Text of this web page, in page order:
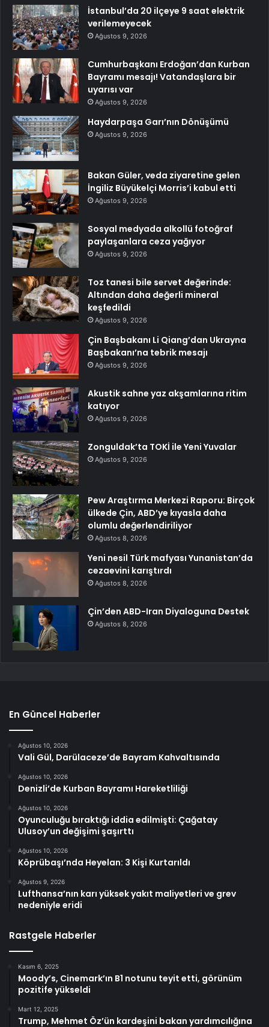
İstanbul’da 20 ilçeye 9 saat elektrik
verilemeyecek
Ağustos 9, 2026
Cumhurbaşkanı Erdoğan’dan Kurban
Bayramı mesajı! Vatandaşlara bir
uyarısı var
Ağustos 9, 2026
Haydarpaşa Garı’nın Dönüşümü
Ağustos 9, 2026
Bakan Güler, veda ziyaretine gelen
İngiliz Büyükelçi Morris’i kabul etti
Ağustos 9, 2026
Sosyal medyada alkollü fotoğraf
paylaşanlara ceza yağıyor
Ağustos 9, 2026
Toz tanesi bile servet değerinde:
Altından daha değerli mineral
keşfedildi
Ağustos 9, 2026
Çin Başbakanı Li Qiang’dan Ukrayna
Başbakanı’na tebrik mesajı
Ağustos 9, 2026
Akustik sahne yaz akşamlarına ritim
katıyor
Ağustos 9, 2026
Zonguldak’ta TOKİ ile Yeni Yuvalar
Ağustos 9, 2026
Pew Araştırma Merkezi Raporu: Birçok
ülkede Çin, ABD’ye kıyasla daha
olumlu değerlendiriliyor
Ağustos 8, 2026
Yeni nesil Türk mafyası Yunanistan’da
cezaevini karıştırdı
Ağustos 8, 2026
Çin’den ABD-Iran Diyaloguna Destek
Ağustos 8, 2026
En Güncel Haberler
Ağustos 10, 2026
Vali Gül, Darülaceze’de Bayram Kahvaltısında
Ağustos 10, 2026
Denizli’de Kurban Bayramı Hareketliliği
Ağustos 10, 2026
Oyunculuğu bıraktığı iddia edilmişti: Çağatay
Ulusoy’un değişimi şaşırttı
Ağustos 10, 2026
Köprübaşı’nda Heyelan: 3 Kişi Kurtarıldı
Ağustos 9, 2026
Lufthansa’nın karı yüksek yakıt maliyetleri ve grev
nedeniyle eridi
Rastgele Haberler
Kasım 6, 2025
Moody’s, Cinemark’ın B1 notunu teyit etti, görünüm
pozitife yükseldi
Mart 12, 2025
Trump, Mehmet Öz’ün kardeşini bakan yardımcılığına